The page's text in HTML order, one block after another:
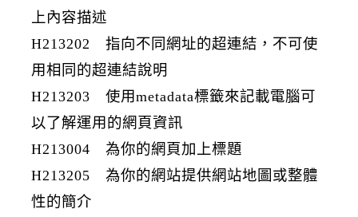
上內容描述
H213202 指向不同網址的超連結，不可使
用相同的超連結說明
H213203 使用metadata標籤來記載電腦可
以了解運用的網頁資訊
H213004 為你的網頁加上標題
H213205 為你的網站提供網站地圖或整體
性的簡介